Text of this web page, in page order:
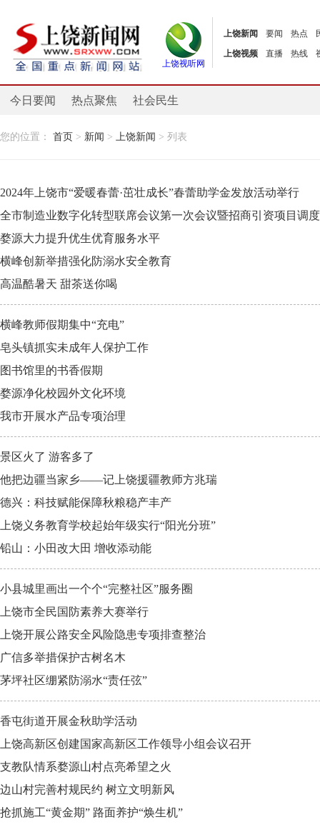
上饶视听网
上饶新闻 要闻 热点
上饶视频
直播 热线
今日要闻 热点聚焦 社会民生
您的位置： 首页 > 新闻 > 上饶新闻 > 列表
2024年上饶市“爱暖春蕾·茁壮成长”春蕾助学金发放活动举行
全市制造业数字化转型联席会议第一次会议暨招商引资项目调
婺源大力提升优生优育服务水平
横峰创新举措强化防溺水安全教育
高温酷暑天 甜茶送你喝
横峰教师假期集中“充电”
皂头镇抓实未成年人保护工作
图书馆里的书香假期
婺源净化校园外文化环境
我市开展水产品专项治理
景区火了 游客多了
他把边疆当家乡——记上饶援疆教师方兆瑞
德兴：科技赋能保障秋粮稳产丰产
上饶义务教育学校起始年级实行“阳光分班”
铅山：小田改大田 增收添动能
小县城里画出一个个“完整社区”服务圈
上饶市全民国防素养大赛举行
上饶开展公路安全风险隐患专项排查整治
广信多举措保护古树名木
茅坪社区绷紧防溺水“责任弦”
香屯街道开展金秋助学活动
上饶高新区创建国家高新区工作领导小组会议召开
支教队情系婺源山村点亮希望之火
边山村完善村规民约 树立文明新风
抢抓施工“黄金期” 路面养护“焕生机”